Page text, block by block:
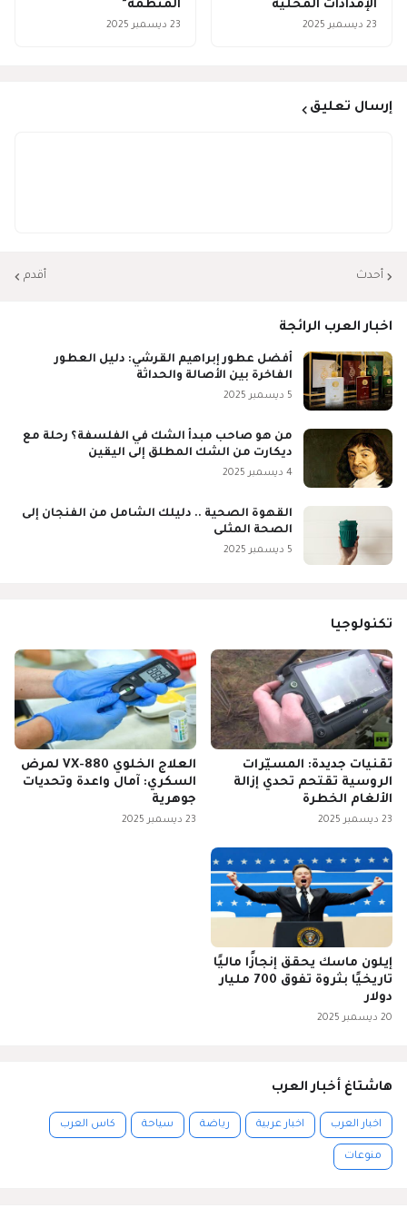
الإمدادات المحلية
23 ديسمبر 2025
المنظمة"
23 ديسمبر 2025
إرسال تعليق
أحدث أقدم
اخبار العرب الرائجة
أفضل عطور إبراهيم القرشي: دليل العطور
الفاخرة بين الأصالة والحداثة
5 ديسمبر 2025
من هو صاحب مبدأ الشك في الفلسفة؟ رحلة مع
ديكارت من الشك المطلق إلى اليقين
4 ديسمبر 2025
القهوة الصحية .. دليلك الشامل من الفنجان إلى
الصحة المثلى
5 ديسمبر 2025
تكنولوجيا
تقنيات جديدة: المسيّرات
الروسية تقتحم تحدي إزالة
الألغام الخطرة
23 ديسمبر 2025
العلاج الخلوي VX-880 لمرض
السكري: آمال واعدة وتحديات
جوهرية
23 ديسمبر 2025
إيلون ماسك يحقق إنجازًا ماليًا
تاريخيًا بثروة تفوق 700 مليار
دولار
20 ديسمبر 2025
هاشتاغ أخبار العرب
اخبار العرب اخبار عربية رياضة سياحة كاس العرب
منوعات